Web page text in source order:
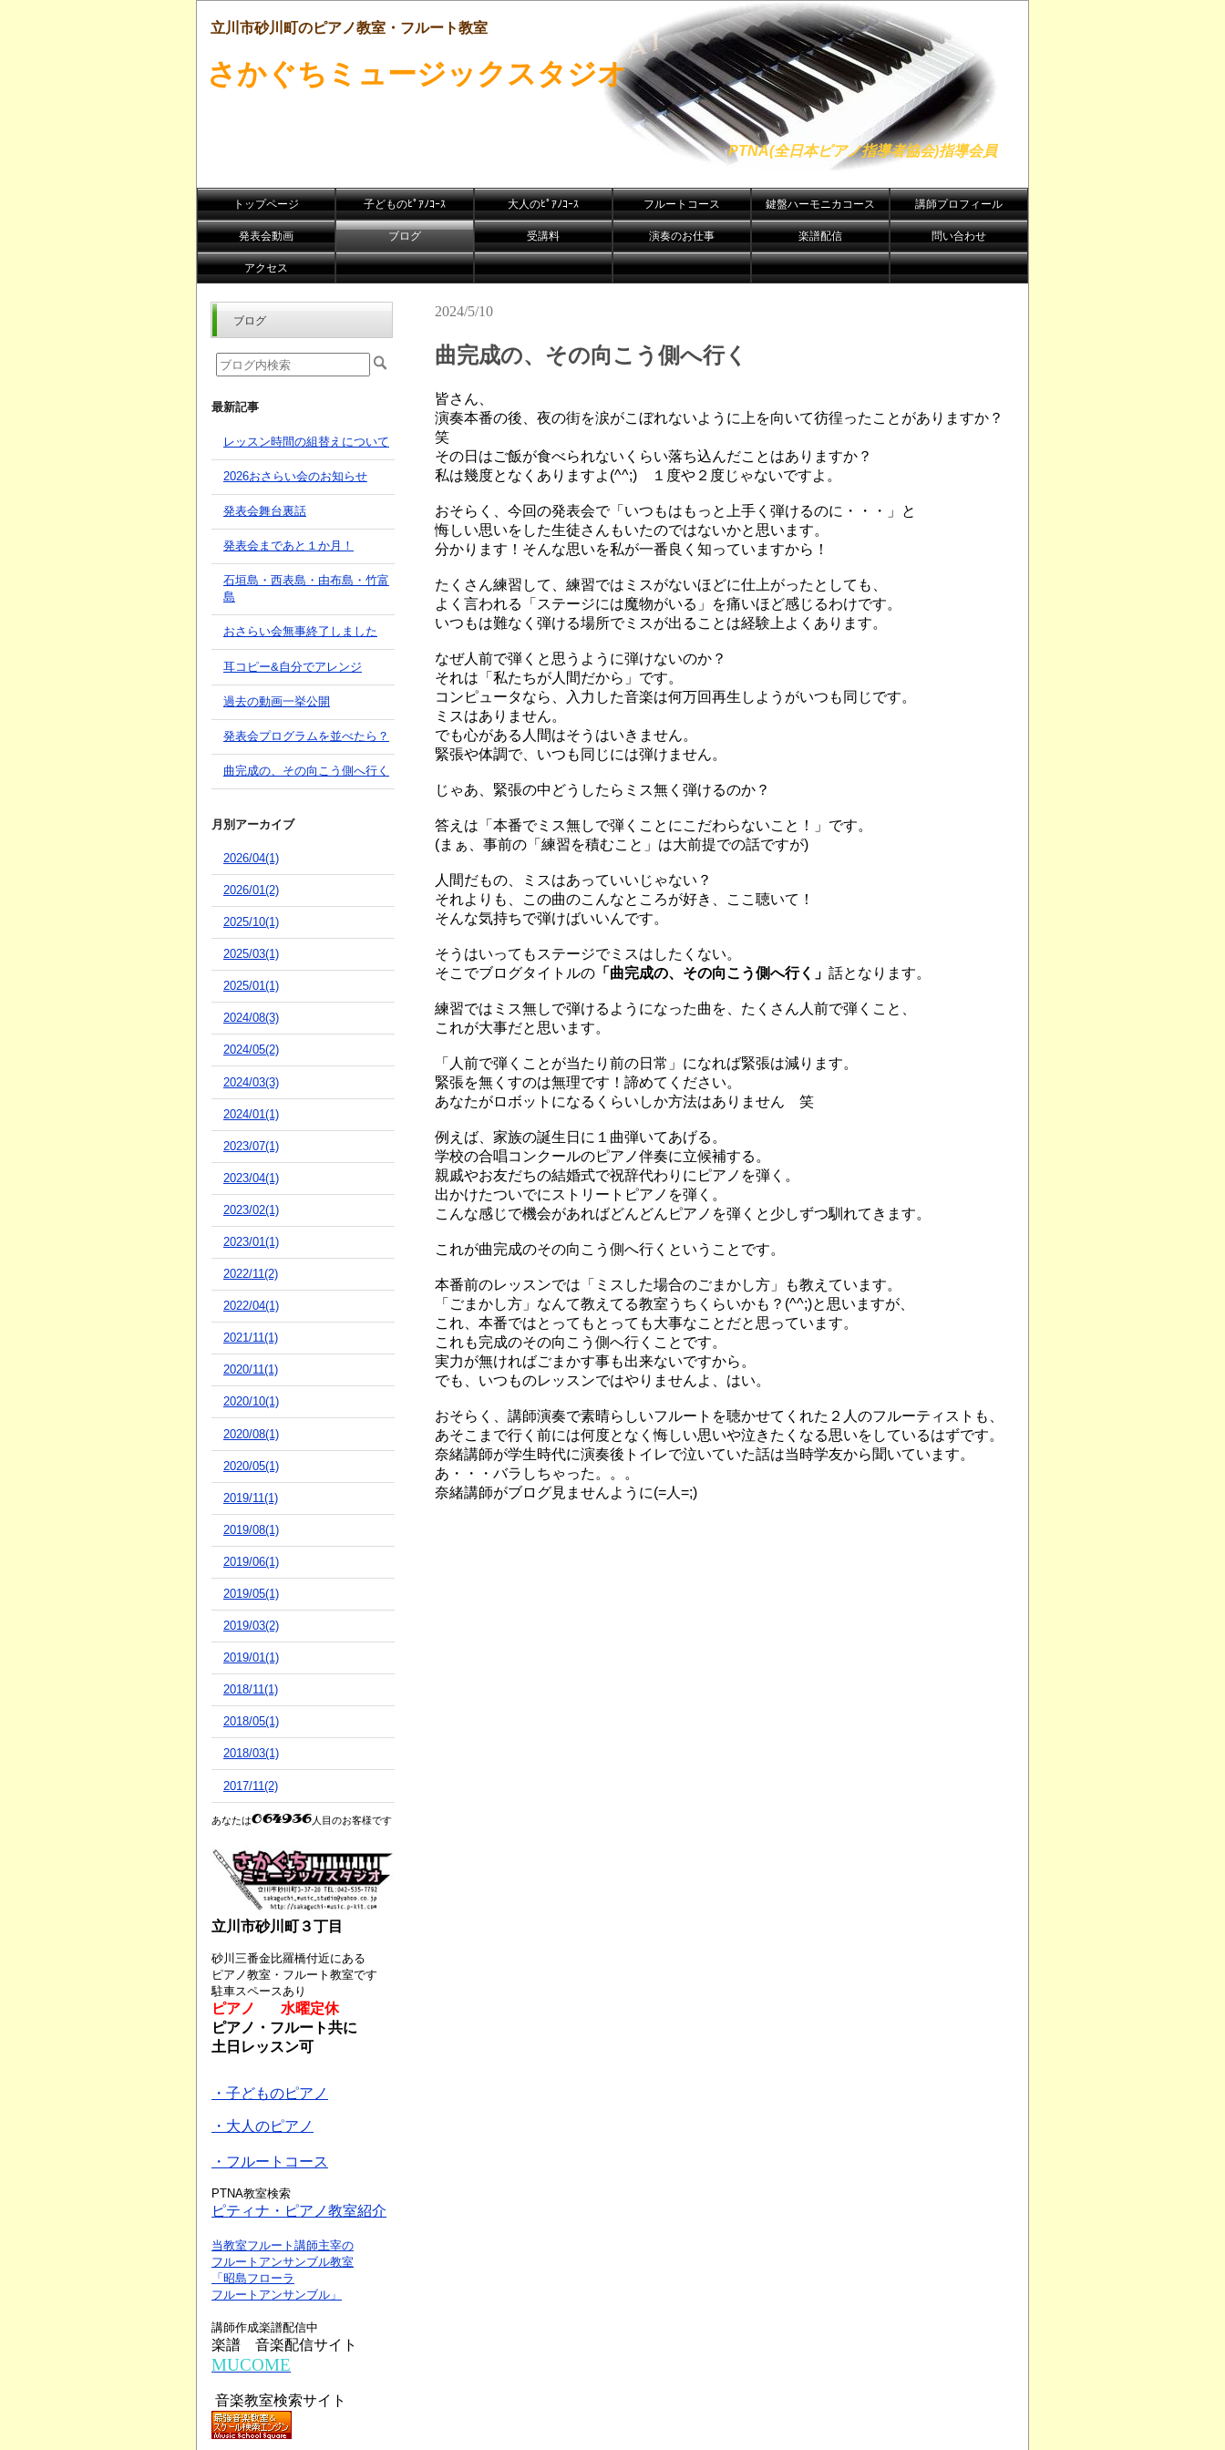
立川市砂川町のピアノ教室・フルート教室
さかぐちミュージックスタジオ
PTNA(全日本ピアノ指導者協会)指導会員
トップページ 子どものﾋﾟｱﾉｺｰｽ 大人のﾋﾟｱﾉｺｰｽ フルートコース 鍵盤ハーモニカコース 講師プロフィール
発表会動画 ブログ 受講料 演奏のお仕事 楽譜配信 問い合わせ
アクセス
2024/5/10
曲完成の、その向こう側へ行く
皆さん、
演奏本番の後、夜の街を涙がこぼれないように上を向いて彷徨ったことがありますか？
笑
その日はご飯が食べられないくらい落ち込んだことはありますか？
私は幾度となくありますよ(^^;) １度や２度じゃないですよ。
おそらく、今回の発表会で「いつもはもっと上手く弾けるのに・・・」と
悔しい思いをした生徒さんもいたのではないかと思います。
分かります！そんな思いを私が一番良く知っていますから！
たくさん練習して、練習ではミスがないほどに仕上がったとしても、
よく言われる「ステージには魔物がいる」を痛いほど感じるわけです。
いつもは難なく弾ける場所でミスが出ることは経験上よくあります。
なぜ人前で弾くと思うように弾けないのか？
それは「私たちが人間だから」です。
コンピュータなら、入力した音楽は何万回再生しようがいつも同じです。
ミスはありません。
でも心がある人間はそうはいきません。
緊張や体調で、いつも同じには弾けません。
じゃあ、緊張の中どうしたらミス無く弾けるのか？
答えは「本番でミス無しで弾くことにこだわらないこと！」です。
(まぁ、事前の「練習を積むこと」は大前提での話ですが)
人間だもの、ミスはあっていいじゃない？
それよりも、この曲のこんなところが好き、ここ聴いて！
そんな気持ちで弾けばいいんです。
そうはいってもステージでミスはしたくない。
そこでブログタイトルの 「曲完成の、その向こう側へ行く」 話となります。
練習ではミス無しで弾けるようになった曲を、 たくさん人前で弾くこと、
これが大事だと思います。
「人前で弾くことが当たり前の日常」 になれば緊張は減ります。
緊張を無くすのは無理です！諦めてください。
あなたがロボットになるくらいしか方法はありません 笑
例えば、家族の誕生日に１曲弾いてあげる。
学校の合唱コンクールのピアノ伴奏に立候補する。
親戚やお友だちの結婚式で祝辞代わりにピアノを弾く。
出かけたついでにストリートピアノを弾く。
こんな感じで機会があればどんどんピアノを弾くと少しずつ馴れてきます。
これが曲完成のその向こう側へ行くということです。
本番前のレッスンでは「ミスした場合のごまかし方」も教えています。
「ごまかし方」なんて教えてる教室うちくらいかも？(^^;)と思いますが、
これ、本番ではとってもとっても大事なことだと思っています。
これも完成のその向こう側へ行くことです。
実力が無ければごまかす事も出来ないですから。
でも、いつものレッスンではやりませんよ、はい。
おそらく、講師演奏で素晴らしいフルートを聴かせてくれた２人のフルーティストも、
あそこまで行く前には何度となく悔しい思いや泣きたくなる思いをしているはずです。
奈緒講師が学生時代に演奏後トイレで泣いていた話は当時学友から聞いています。
あ・・・バラしちゃった。。。
奈緒講師がブログ見ませんように(=人=;)
ブログ
最新記事
レッスン時間の組替えについて
2026おさらい会のお知らせ
発表会舞台裏話
発表会まであと１か月！
石垣島・西表島・由布島・竹富
島
おさらい会無事終了しました
耳コピー&自分でアレンジ
過去の動画一挙公開
発表会プログラムを並べたら？
曲完成の、その向こう側へ行く
月別アーカイブ
2026/04(1)
2026/01(2)
2025/10(1)
2025/03(1)
2025/01(1)
2024/08(3)
2024/05(2)
2024/03(3)
2024/01(1)
2023/07(1)
2023/04(1)
2023/02(1)
2023/01(1)
2022/11(2)
2022/04(1)
2021/11(1)
2020/11(1)
2020/10(1)
2020/08(1)
2020/05(1)
2019/11(1)
2019/08(1)
2019/06(1)
2019/05(1)
2019/03(2)
2019/01(1)
2018/11(1)
2018/05(1)
2018/03(1)
2017/11(2)
あなたは 人目のお客様です
立川市砂川町３丁目
砂川三番金比羅橋付近にある
ピアノ教室・フルート教室です
駐車スペースあり
ピアノ 水曜定休
ピアノ・フルート共に
土日レッスン可
・子どものピアノ
・大人のピアノ
・フルートコース
PTNA教室検索
ピティナ・ピアノ教室紹介
当教室フルート講師主宰の
フルートアンサンブル教室
「昭島フローラ
フルートアンサンブル」
講師作成楽譜配信中
楽譜 音楽配信サイト
MUCOME
音楽教室検索サイト